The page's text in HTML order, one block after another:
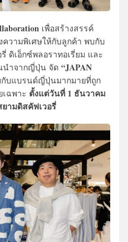
เพื่อสร้างสรรค์
วามพิเศษให้กับลูกค้า พบกับ
ดิเอ็กซ์พลอราทอเรี่ยม และ
ำจากญี่ปุ่น จัด “JAPAN
บแบรนด์ญี่ปุ่นมากมายที่ถูก
ฉพาะ ตั้งแต่วันที่ 1 ธันวาคม
ามดิสคัฟเวอรี่